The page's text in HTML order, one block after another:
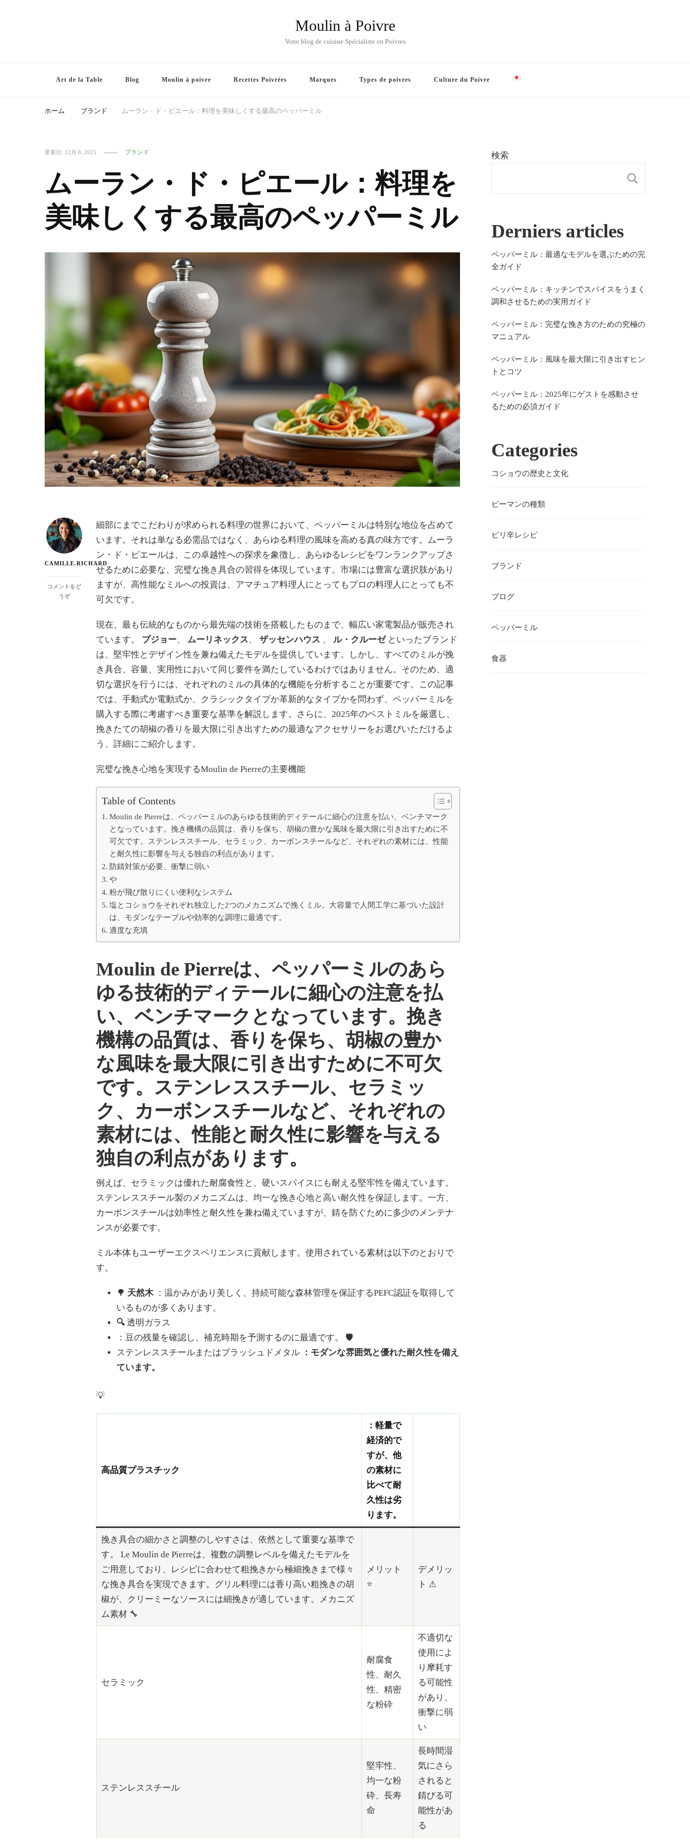
Moulin à Poivre
Votre blog de cuisine Spécialiste en Poivres
Art de la Table Blog Moulin à poivre Recettes Poivrées Marques Types de poivres Culture du Poivre
ホーム ブランド ムーラン・ド・ピエール：料理を美味しくする最高のペッパーミル
更新日: 12月 8, 2025 ブランド
ムーラン・ド・ピエール：料理を
美味しくする最高のペッパーミル
CAMILLE.RICHARD
コメントをど
うぞ(ム
細部にまでこだわりが求められる料理の世界において、ペッパーミルは特別な地位を占めて
います。それは単なる必需品ではなく、あらゆる料理の風味を高める真の味方です。ムーラ
ン・ド・ピエールは、この卓越性への探求を象徴し、あらゆるレシピをワンランクアップさ
せるために必要な、完璧な挽き具合の習得を体現しています。市場には豊富な選択肢があり
ますが、高性能なミルへの投資は、アマチュア料理人にとってもプロの料理人にとっても不
可欠です。
現在、最も伝統的なものから最先端の技術を搭載したものまで、幅広い家電製品が販売され
ています。 プジョー、 ムーリネックス、 ザッセンハウス 、 ル・クルーゼといったブランド
は、堅牢性とデザイン性を兼ね備えたモデルを提供しています。しかし、すべてのミルが挽
き具合、容量、実用性において同じ要件を満たしているわけではありません。そのため、適
切な選択を行うには、それぞれのミルの具体的な機能を分析することが重要です。この記事
では、手動式か電動式か、クラシックタイプか革新的なタイプかを問わず、ペッパーミルを
購入する際に考慮すべき重要な基準を解説します。さらに、2025年のベストミルを厳選し、
挽きたての胡椒の香りを最大限に引き出すための最適なアクセサリーをお選びいただけるよ
う、詳細にご紹介します。
完璧な挽き心地を実現するMoulin de Pierreの主要機能
Table of Contents
Moulin de Pierreは、ペッパーミルのあらゆる技術的ディテールに細心の注意を払い、ベンチマーク
となっています。挽き機構の品質は、香りを保ち、胡椒の豊かな風味を最大限に引き出すために不
可欠です。ステンレススチール、セラミック、カーボンスチールなど、それぞれの素材には、性能
と耐久性に影響を与える独自の利点があります。
防錆対策が必要、衝撃に弱い
や
粉が飛び散りにくい便利なシステム
塩とコショウをそれぞれ独立した2つのメカニズムで挽くミル。大容量で人間工学に基づいた設計
は、モダンなテーブルや効率的な調理に最適です。
適度な充填
Moulin de Pierreは、ペッパーミルのあら
ゆる技術的ディテールに細心の注意を払
い、ベンチマークとなっています。挽き
機構の品質は、香りを保ち、胡椒の豊か
な風味を最大限に引き出すために不可欠
です。ステンレススチール、セラミッ
ク、カーボンスチールなど、それぞれの
素材には、性能と耐久性に影響を与える
独自の利点があります。
例えば、セラミックは優れた耐腐食性と、硬いスパイスにも耐える堅牢性を備えています。
ステンレススチール製のメカニズムは、均一な挽き心地と高い耐久性を保証します。一方、
カーボンスチールは効率性と耐久性を兼ね備えていますが、錆を防ぐために多少のメンテナ
ンスが必要です。
ミル本体もユーザーエクスペリエンスに貢献します。使用されている素材は以下のとおりで
す。
🌳 天然木：温かみがあり美しく、持続可能な森林管理を保証するPEFC認証を取得して
いるものが多くあります。
🔍 透明ガラス
：豆の残量を確認し、補充時期を予測するのに最適です。 🛡️
ステンレススチールまたはブラッシュドメタル ：モダンな雰囲気と優れた耐久性を備え
ています。
💡
高品質プラスチック
：軽量で
経済的で
すが、他
の素材に
比べて耐
久性は劣
ります。
挽き具合の細かさと調整のしやすさは、依然として重要な基準で
す。 Le Moulin de Pierreは、複数の調整レベルを備えたモデルを
ご用意しており、レシピに合わせて粗挽きから極細挽きまで様々
な挽き具合を実現できます。グリル料理には香り高い粗挽きの胡
椒が、クリーミーなソースには細挽きが適しています。メカニズ
ム素材 🔧
メリット
⭐
デメリッ
ト ⚠
セラミック
耐腐食
性、耐久
性、精密
な粉砕
不適切な
使用によ
り摩耗す
る可能性
があり、
衝撃に弱
い
ステンレススチール
堅牢性、
均一な粉
砕、長寿
命
長時間湿
気にさら
されると
錆びる可
能性があ
る
検索
Derniers articles
ペッパーミル：最適なモデルを選ぶための完
全ガイド
ペッパーミル：キッチンでスパイスをうまく
調和させるための実用ガイド
ペッパーミル：完璧な挽き方のための究極の
マニュアル
ペッパーミル：風味を最大限に引き出すヒン
トとコツ
ペッパーミル：2025年にゲストを感動させ
るための必須ガイド
Categories
コショウの歴史と文化
ピーマンの種類
ピリ辛レシピ
ブランド
ブログ
ペッパーミル
食器